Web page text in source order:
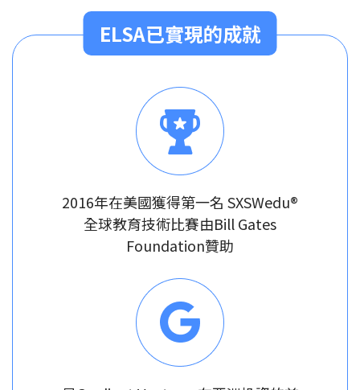
ELSA已實現的成就
2016年在美國獲得第一名 SXSWedu®
全球教育技術比賽由Bill Gates
Foundation贊助